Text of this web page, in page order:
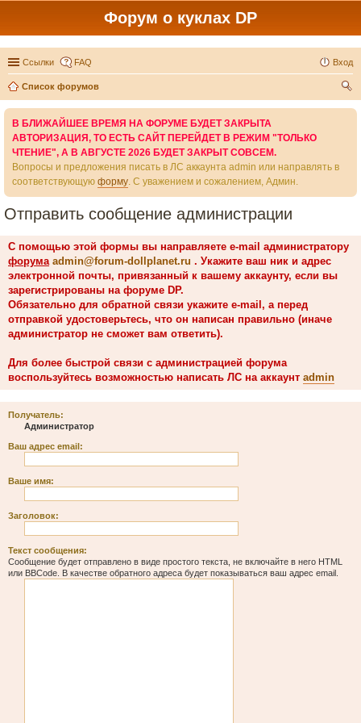
Форум о куклах DP
Ссылки FAQ Вход
Список форумов
В БЛИЖАЙШЕЕ ВРЕМЯ НА ФОРУМЕ БУДЕТ ЗАКРЫТА
АВТОРИЗАЦИЯ, ТО ЕСТЬ САЙТ ПЕРЕЙДЕТ В РЕЖИМ "ТОЛЬКО
ЧТЕНИЕ", А В АВГУСТЕ 2026 БУДЕТ ЗАКРЫТ СОВСЕМ.
Вопросы и предложения писать в ЛС аккаунта admin или направлять в
соответствующую форму. С уважением и сожалением, Админ.
Отправить сообщение администрации
С помощью этой формы вы направляете e-mail администратору
форума admin@forum-dollplanet.ru . Укажите ваш ник и адрес
электронной почты, привязанный к вашему аккаунту, если вы
зарегистрированы на форуме DP.
Обязательно для обратной связи укажите e-mail, а перед
отправкой удостоверьтесь, что он написан правильно (иначе
администратор не сможет вам ответить).
Для более быстрой связи с администрацией форума
воспользуйтесь возможностью написать ЛС на аккаунт admin
Получатель:
Администратор
Ваш адрес email:
Ваше имя:
Заголовок:
Текст сообщения:
Сообщение будет отправлено в виде простого текста, не включайте в него HTML
или BBCode. В качестве обратного адреса будет показываться ваш адрес email.